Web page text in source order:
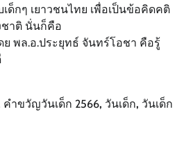
ด็กๆ เยาวชนไทย เพื่อเป็นข้อคิดคติ
ชาติ นั่นก็คือ
ย พล.อ.ประยุทธ์ จันทร์โอชา คือรู้
คำขวัญวันเด็ก 2566, วันเด็ก, วันเด็ก